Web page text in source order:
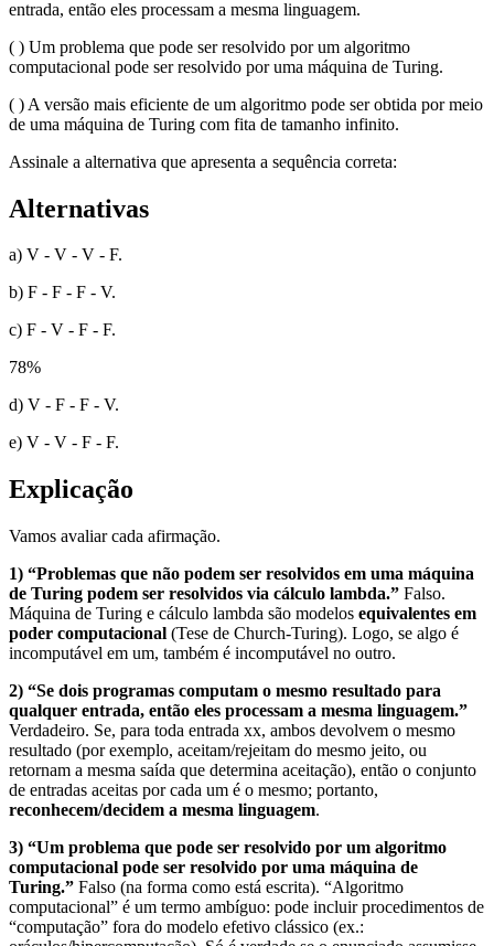
entrada, então eles processam a mesma linguagem.
( ) Um problema que pode ser resolvido por um algoritmo
computacional pode ser resolvido por uma máquina de Turing.
( ) A versão mais eficiente de um algoritmo pode ser obtida por meio
de uma máquina de Turing com fita de tamanho infinito.
Assinale a alternativa que apresenta a sequência correta:
Alternativas
a) V - V - V - F.
b) F - F - F - V.
c) F - V - F - F.
78%
d) V - F - F - V.
e) V - V - F - F.
Explicação
Vamos avaliar cada afirmação.
1) “Problemas que não podem ser resolvidos em uma máquina
de Turing podem ser resolvidos via cálculo lambda.” Falso.
Máquina de Turing e cálculo lambda são modelos equivalentes em
poder computacional (Tese de Church‑Turing). Logo, se algo é
incomputável em um, também é incomputável no outro.
2) “Se dois programas computam o mesmo resultado para
qualquer entrada, então eles processam a mesma linguagem.”
Verdadeiro. Se, para toda entrada xx, ambos devolvem o mesmo
resultado (por exemplo, aceitam/rejeitam do mesmo jeito, ou
retornam a mesma saída que determina aceitação), então o conjunto
de entradas aceitas por cada um é o mesmo; portanto,
reconhecem/decidem a mesma linguagem.
3) “Um problema que pode ser resolvido por um algoritmo
computacional pode ser resolvido por uma máquina de
Turing.” Falso (na forma como está escrita). “Algoritmo
computacional” é um termo ambíguo: pode incluir procedimentos de
“computação” fora do modelo efetivo clássico (ex.: